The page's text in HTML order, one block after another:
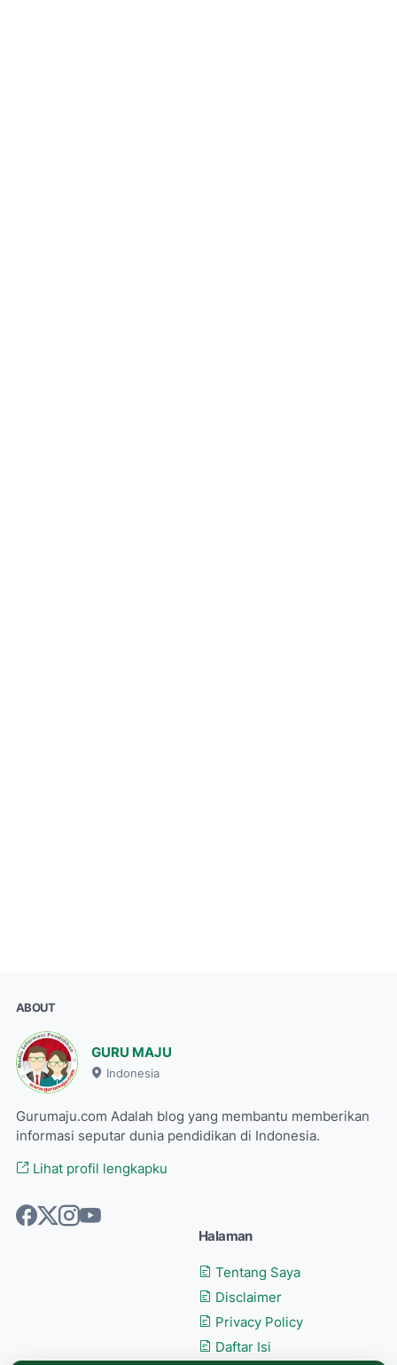
ABOUT
GURU MAJU
Indonesia
Gurumaju.com Adalah blog yang membantu memberikan
informasi seputar dunia pendidikan di Indonesia.
Lihat profil lengkapku
Halaman
Tentang Saya
Disclaimer
Privacy Policy
Daftar Isi